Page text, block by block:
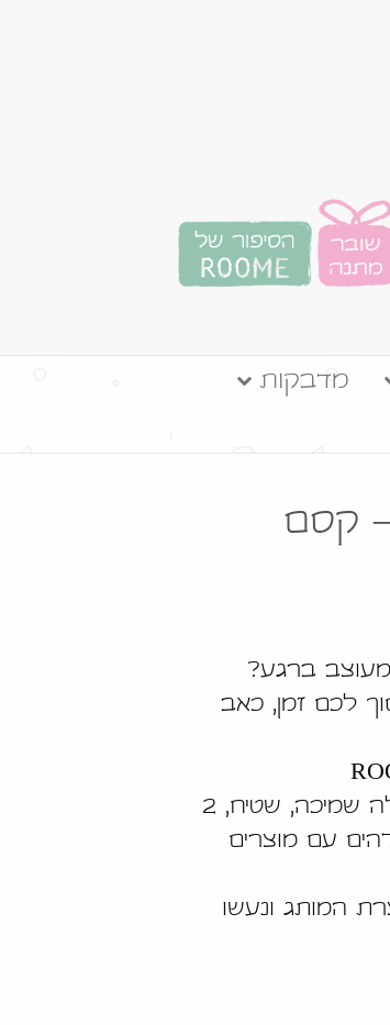
מדבקות
קסם
ברגע?
לכם זמן, כאב
בעזרת ערכת "סיפור קטן" המכילה שמיכה, שטיח, 2
עם מוצרים
המותג ונעשו